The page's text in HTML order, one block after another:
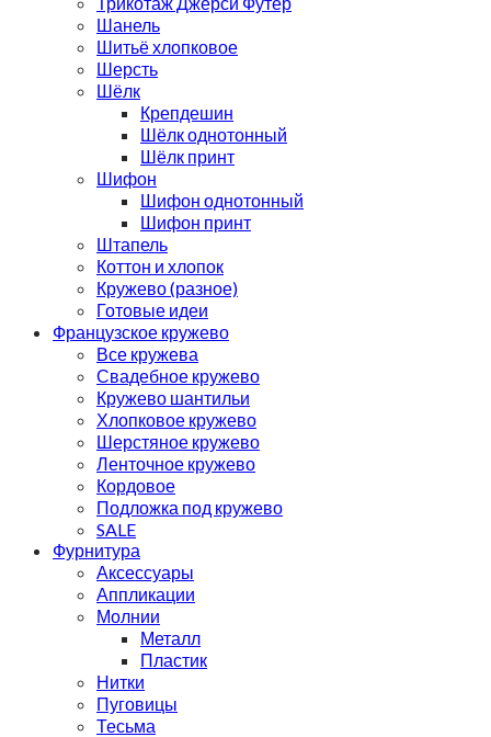
Шанель
Шитьё хлопковое
Шерсть
Шёлк
Крепдешин
Шёлк однотонный
Шёлк принт
Шифон
Шифон однотонный
Шифон принт
Штапель
Коттон и хлопок
Кружево (разное)
Готовые идеи
Французское кружево
Все кружева
Свадебное кружево
Кружево шантильи
Хлопковое кружево
Шерстяное кружево
Ленточное кружево
Кордовое
Подложка под кружево
SALE
Фурнитура
Аксессуары
Аппликации
Молнии
Металл
Пластик
Нитки
Пуговицы
Тесьма